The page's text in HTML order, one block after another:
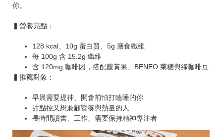
你。
▍營養亮點：
128 kcal、10g 蛋白質、5g 膳食纖維
每 100g 含 15.2g 纖維
含 120mg 咖啡因，搭配藤黃果、BENEO 菊糖與綠咖啡豆
▍推薦對象：
早晨需要提神、開會前怕打瞌睡的你
甜點控又想兼顧營養與熱量的人
長時間讀書、工作、需要保持精神專注者